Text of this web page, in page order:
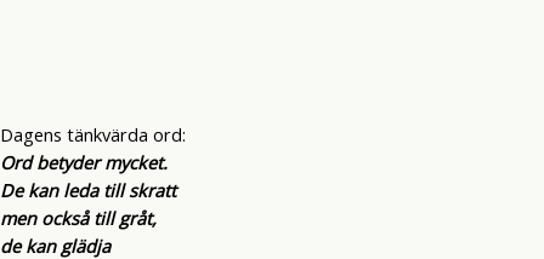
Dagens tänkvärda ord:
Ord betyder mycket.
De kan leda till skratt
men också till gråt,
de kan glädja